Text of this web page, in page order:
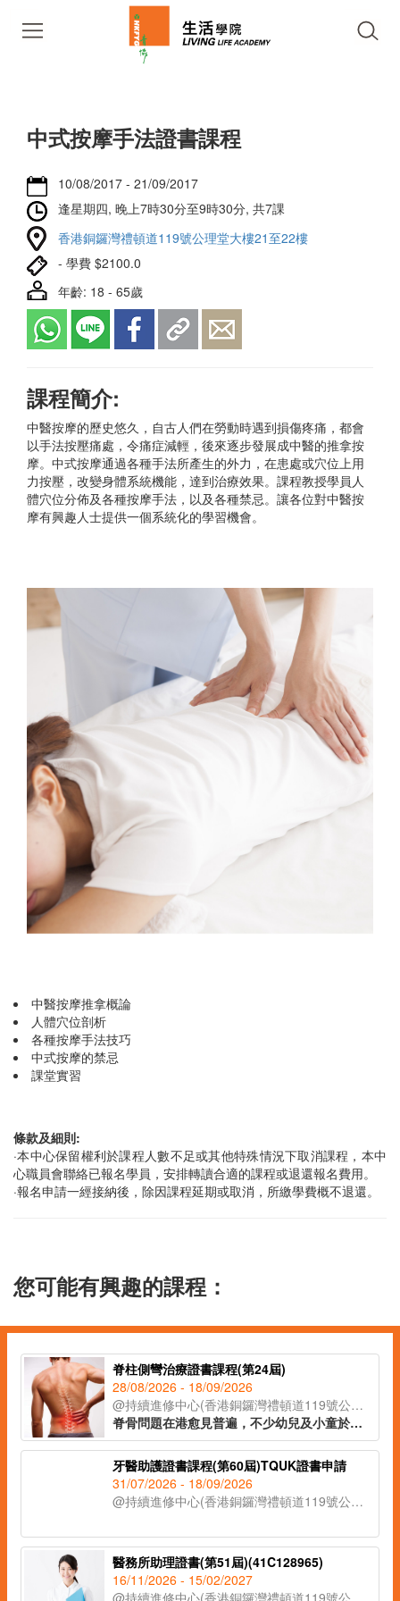
中式按摩手法證書課程
10/08/2017 - 21/09/2017
逢星期四, 晚上7時30分至9時30分, 共7課
香港銅鑼灣禮頓道119號公理堂大樓21至22樓
- 學費 $2100.0
年齡: 18 - 65歲
課程簡介:
中醫按摩的歷史悠久，自古人們在勞動時遇到損傷疼痛，都會
以手法按壓痛處，令痛症減輕，後來逐步發展成中醫的推拿按
摩。中式按摩通過各種手法所產生的外力，在患處或穴位上用
力按壓，改變身體系統機能，達到治療效果。課程教授學員人
體穴位分佈及各種按摩手法，以及各種禁忌。讓各位對中醫按
摩有興趣人士提供一個系統化的學習機會。
中醫按摩推拿概論
人體穴位剖析
各種按摩手法技巧
中式按摩的禁忌
課堂實習
條款及細則:
·本中心保留權利於課程人數不足或其他特殊情況下取消課程，本中
心職員會聯絡已報名學員，安排轉讀合適的課程或退還報名費用。
·報名申請一經接納後，除因課程延期或取消，所繳學費概不退還。
您可能有興趣的課程：
脊柱側彎治療證書課程(第24屆)
28/08/2026 - 18/09/2026
@持續進修中心(香港銅鑼灣禮頓道119號公理堂大樓21-23樓)
脊骨問題在港愈見普遍，不少幼兒及小童於發育期已出現脊柱側彎的症狀。課程讓學員辨識脊柱側彎的不同類型，以著名的脊柱康復專家施羅特(Schroth)的三維矯正理論為藍本，配合物理治療及運動治療等保守性的方式紓緩症狀，助學員於不同範籌支援兒童脊柱健康。
牙醫助護證書課程(第60屆)TQUK證書申請
31/07/2026 - 18/09/2026
@持續進修中心(香港銅鑼灣禮頓道119號公理堂大樓21-23樓)
醫務所助理證書(第51屆)(41C128965)
16/11/2026 - 15/02/2027